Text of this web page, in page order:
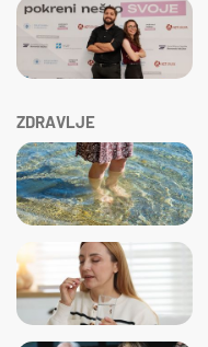
ZDRAVLJE